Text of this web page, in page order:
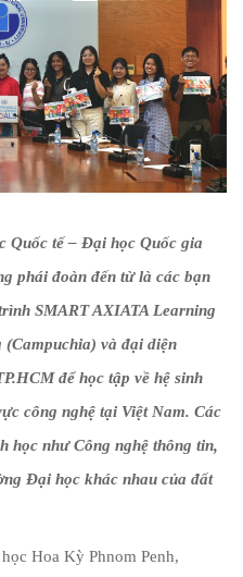
Quốc tế – Đại học Quốc gia
phái đoàn đến từ là các bạn
SMART AXIATA Learning
và đại diện
để học tập về hệ sinh
công nghệ tại Việt Nam. Các
học như Công nghệ thông tin,
Đại học khác nhau của đất
Hoa Kỳ Phnom Penh,